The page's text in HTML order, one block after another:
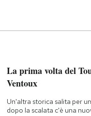
La prima volta del
Ventoux
Un'altra storica salita per
dopo la scalata c'è una